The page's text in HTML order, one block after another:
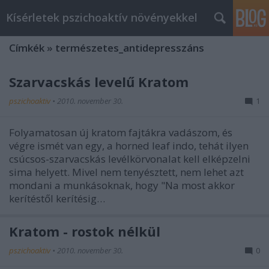
Kísérletek pszichoaktív növényekkel
Címkék » természetes_antidepresszáns
Szarvacskás levelű Kratom
pszichoaktiv • 2010. november 30. 1
Folyamatosan új kratom fajtákra vadászom, és
végre ismét van egy, a horned leaf indo, tehát ilyen
csúcsos-szarvacskás levélkörvonalat kell elképzelni
sima helyett. Mivel nem tenyésztett, nem lehet azt
mondani a munkásoknak, hogy "Na most akkor
kerítéstől kerítésig…
Kratom - rostok nélkül
pszichoaktiv • 2010. november 30. 0